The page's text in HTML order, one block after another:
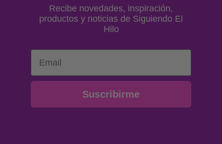
Recibe novedades, inspiración,
productos y noticias de Siguiendo El
Hilo
Email
Suscribirme